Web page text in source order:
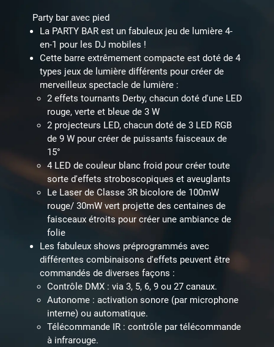
Party bar avec pied
La PARTY BAR est un fabuleux jeu de lumière 4-
en-1 pour les DJ mobiles !
Cette barre extrêmement compacte est doté de 4
types jeux de lumière différents pour créer de
merveilleux spectacle de lumière :
2 effets tournants Derby, chacun doté d'une LED
rouge, verte et bleue de 3 W
2 projecteurs LED, chacun doté de 3 LED RGB
de 9 W pour créer de puissants faisceaux de
15°
4 LED de couleur blanc froid pour créer toute
sorte d'effets stroboscopiques et aveuglants
Le Laser de Classe 3R bicolore de 100mW
rouge/ 30mW vert projette des centaines de
faisceaux étroits pour créer une ambiance de
folie
Les fabuleux shows préprogrammés avec
différentes combinaisons d'effets peuvent être
commandés de diverses façons :
Contrôle DMX : via 3, 5, 6, 9 ou 27 canaux.
Autonome : activation sonore (par microphone
interne) ou automatique.
Télécommande IR : contrôle par télécommande
à infrarouge.